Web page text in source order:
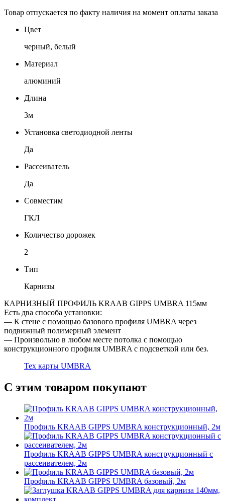
Товар отпускается по факту наличия на момент оплаты заказа
Цвет
черный, белый
Материал
алюминий
Длина
3м
Установка светодиодной ленты
Да
Рассеиватель
Да
Совместим
ГКЛ
Количество дорожек
2
Тип
Карнизы
КАРНИЗНЫЙ ПРОФИЛЬ KRAAB GIPPS UMBRA 115мм
Есть два способа установки:
— К стене с помощью базового профиля UMBRA через
подвижный полимерный элемент
— Произвольно в любом месте потолка с помощью
конструкционного профиля UMBRA с подсветкой или без.
Тех карты UMBRA
С этим товаром покупают
Профиль KRAAB GIPPS UMBRA конструкционный, 2м
Профиль KRAAB GIPPS UMBRA конструкционный с
рассеивателем, 2м
Профиль KRAAB GIPPS UMBRA базовый, 2м